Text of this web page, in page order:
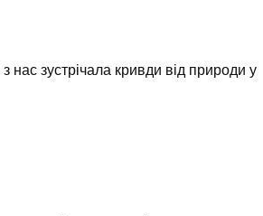
зустрічала кривди від природи у